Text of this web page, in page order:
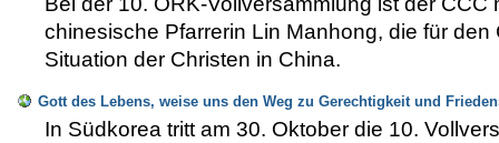
chinesische Pfarrerin Lin Manhong, die für
Situation der Christen in China.
Gott des Lebens, weise uns den Weg zu Gerechtigkeit und
In Südkorea tritt am 30. Oktober die 10.